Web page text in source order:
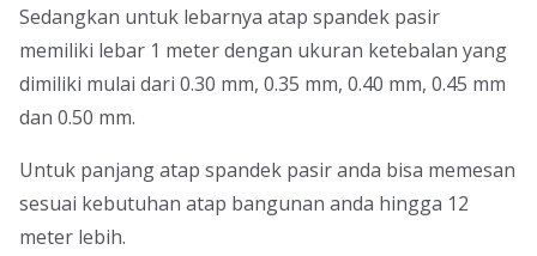
Sedangkan untuk lebarnya atap spandek pasir
memiliki lebar 1 meter dengan ukuran ketebalan yang
dimiliki mulai dari 0.30 mm, 0.35 mm, 0.40 mm, 0.45 mm
dan 0.50 mm.
Untuk panjang atap spandek pasir anda bisa memesan
sesuai kebutuhan atap bangunan anda hingga 12
meter lebih.